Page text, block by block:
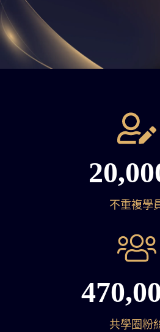
不重複學
共學圈粉